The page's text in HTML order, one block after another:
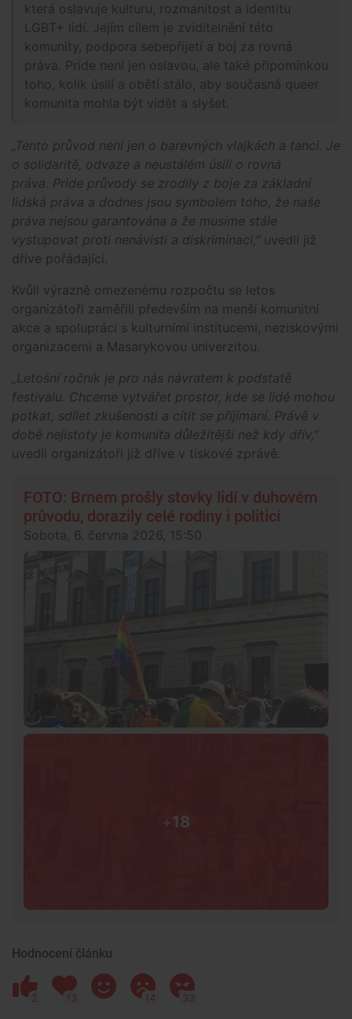
která oslavuje kulturu, rozmanitost a identitu
LGBT+ lidí . Jejím cílem je zviditelnění této
komunity, podpora sebepřijetí a boj za rovná
práva. Pride není jen oslavou, ale také připomínkou
toho, kolik úsilí a obětí stálo, aby současná queer
komunita mohla být vidět a slyšet.
„Tento průvod není jen o barevných vlajkách a tanci. Je
o solidaritě, odvaze a neustálém úsilí o rovná
práva. Pride průvody se zrodily z boje za základní
lidská práva a dodnes jsou symbolem toho, že naše
práva nejsou garantována a že musíme stále
vystupovat proti nenávisti a diskriminaci," uvedli již
dříve pořádající.
Kvůli výrazně omezenému rozpočtu se letos
organizátoři zaměřili především na menší komunitní
akce a spolupráci s kulturními institucemi, neziskovými
organizacemi a Masarykovou univerzitou.
„Letošní ročník je pro nás návratem k podstatě
festivalu. Chceme vytvářet prostor, kde se lidé mohou
potkat, sdílet zkušenosti a cítit se přijímaní. Právě v
době nejistoty je komunita důležitější než kdy dřív,"
uvedli organizátoři již dříve v tiskové zprávě.
FOTO: Brnem prošly stovky lidí v duhovém
průvodu, dorazily celé rodiny i politici
Sobota, 6. června 2026, 15:50
+18
Hodnocení článku
2 13 14 33